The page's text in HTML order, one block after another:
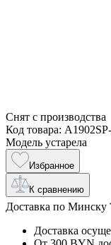
Снят с производства
Код товара:
Модель устарела
Избранное
К сравнению
Доставка по Минску
Доставка